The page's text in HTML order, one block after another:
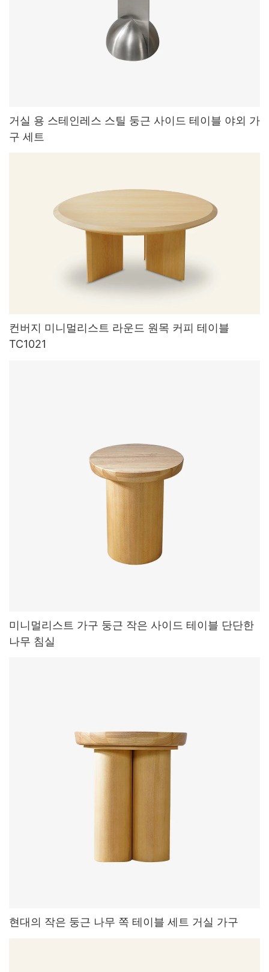
거실 용 스테인레스 스틸 둥근 사이드 테이블 야외 가
구 세트
컨버지 미니멀리스트 라운드 원목 커피 테이블
TC1021
미니멀리스트 가구 둥근 작은 사이드 테이블 단단한
나무 침실
현대의 작은 둥근 나무 쪽 테이블 세트 거실 가구